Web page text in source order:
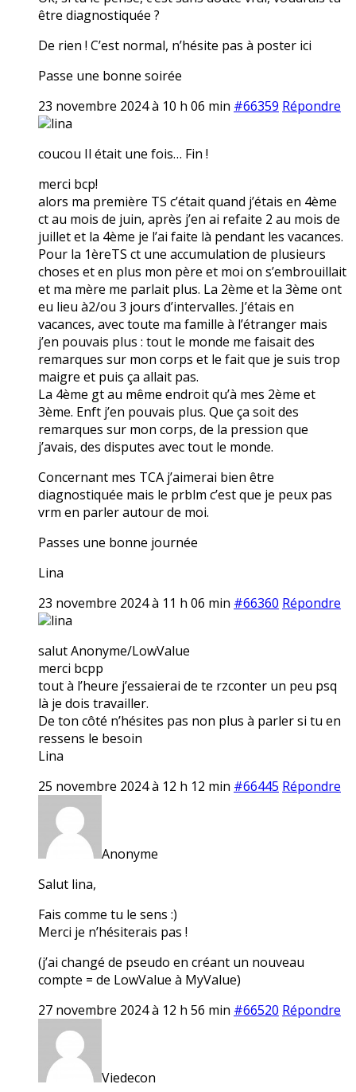
être diagnostiquée ?
De rien ! C’est normal, n’hésite pas à poster ici
Passe une bonne soirée
23 novembre 2024 à 10 h 06 min #66359 Répondre
lina
coucou Il était une fois… Fin !
merci bcp!
alors ma première TS c’était quand j’étais en 4ème
ct au mois de juin, après j’en ai refaite 2 au mois de
juillet et la 4ème je l’ai faite là pendant les vacances.
Pour la 1èreTS ct une accumulation de plusieurs
choses et en plus mon père et moi on s’embrouillait
et ma mère me parlait plus. La 2ème et la 3ème ont
eu lieu à2/ou 3 jours d’intervalles. J’étais en
vacances, avec toute ma famille à l’étranger mais
j’en pouvais plus : tout le monde me faisait des
remarques sur mon corps et le fait que je suis trop
maigre et puis ça allait pas.
La 4ème gt au même endroit qu’à mes 2ème et
3ème. Enft j’en pouvais plus. Que ça soit des
remarques sur mon corps, de la pression que
j’avais, des disputes avec tout le monde.
Concernant mes TCA j’aimerai bien être
diagnostiquée mais le prblm c’est que je peux pas
vrm en parler autour de moi.
Passes une bonne journée
Lina
23 novembre 2024 à 11 h 06 min #66360 Répondre
lina
salut Anonyme/LowValue
merci bcpp
tout à l’heure j’essaierai de te rzconter un peu psq
là je dois travailler.
De ton côté n’hésites pas non plus à parler si tu en
ressens le besoin
Lina
25 novembre 2024 à 12 h 12 min #66445 Répondre
Anonyme
Salut lina,
Fais comme tu le sens :)
Merci je n’hésiterais pas !
(j’ai changé de pseudo en créant un nouveau
compte = de LowValue à MyValue)
27 novembre 2024 à 12 h 56 min #66520 Répondre
Viedecon